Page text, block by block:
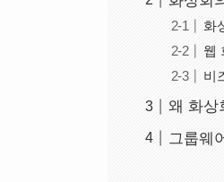
화
웹
비
왜 화상
그룹웨